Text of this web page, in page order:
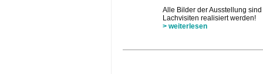
Alle Bilder der Ausstellung
Lachvisiten realisiert werden!
> weiterlesen